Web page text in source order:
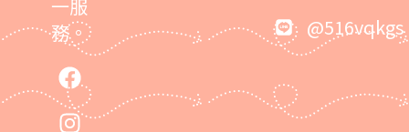
一服
務。
@516vqkgs